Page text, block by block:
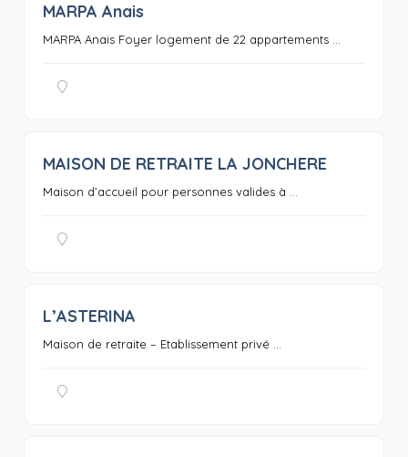
MARPA Anais
MARPA Anais Foyer logement de 22 appartements ...
MAISON DE RETRAITE LA JONCHERE
Maison d’accueil pour personnes valides à ...
L’ASTERINA
Maison de retraite – Etablissement privé ...